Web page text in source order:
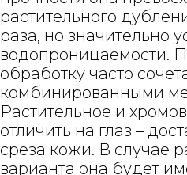
растительного
раза, но значительно
водопроницаемости.
обработку часто
комбинированными
Растительное и
отличить на глаз –
среза кожи. В случае
варианта она будет